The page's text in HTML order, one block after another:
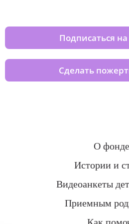
Подписаться
Сделать
О фонде
Истории и
Видеоанкеты
Приемным